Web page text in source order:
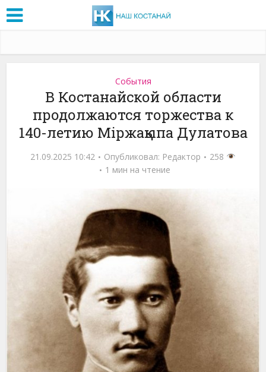
События
В Костанайской области
продолжаются торжества к
140-летию Міржақыпа Дулатова
21.09.2025 10:42 Опубликовал: Редактор
258
1 мин на чтение